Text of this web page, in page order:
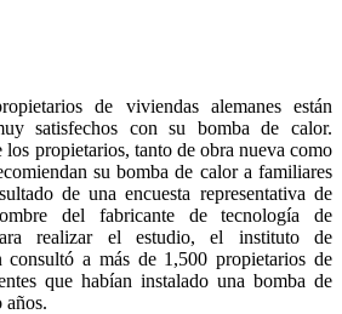
de viviendas alemanes están
satisfechos con su bomba de calor.
los propietarios, tanto de obra nueva como
su bomba de calor a familiares
de una encuesta representativa de
del fabricante de tecnología de
realizar el estudio, el instituto de
consultó a más de 1,500 propietarios de
que habían instalado una bomba de
años.